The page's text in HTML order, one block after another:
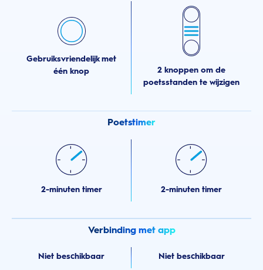
Gebruiksvriendelijk met
één knop
2 knoppen om de
poetsstanden te wijzigen
Poetstimer
2-minuten timer 2-minuten timer
Verbinding met app
Niet beschikbaar Niet beschikbaar